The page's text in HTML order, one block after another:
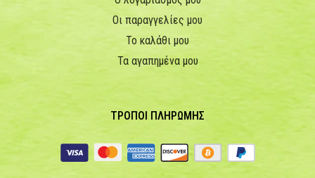
Οι παραγγελίες μου
Το καλάθι μου
Τα αγαπημένα μου
ΤΡΟΠΟΙ ΠΛΗΡΩΜΗΣ